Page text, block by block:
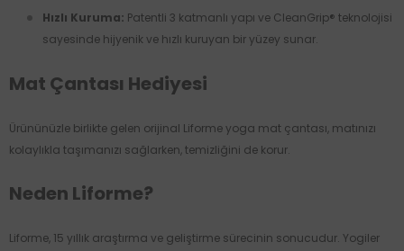
Hızlı Kuruma: Patentli 3 katmanlı yapı ve CleanGrip® teknolojisi
sayesinde hijyenik ve hızlı kuruyan bir yüzey sunar.
Mat Çantası Hediyesi
Ürününüzle birlikte gelen orijinal Liforme yoga mat çantası, matınızı
kolaylıkla taşımanızı sağlarken, temizliğini de korur.
Neden Liforme?
Liforme, 15 yıllık araştırma ve geliştirme sürecinin sonucudur. Yogiler